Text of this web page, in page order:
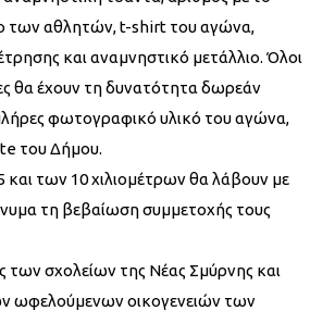
των αθλητών, t-shirt του αγώνα,
και αναμνηστικό μετάλλιο. Όλοι
θα έχουν τη δυνατότητα δωρεάν
φωτογραφικό υλικό του αγώνα,
του Δήμου.
και των 10 χιλιομέτρων θα λάβουν με
τη βεβαίωση συμμετοχής τους
των σχολείων της Νέας Σμύρνης και
ωφελούμενων οικογενειών των